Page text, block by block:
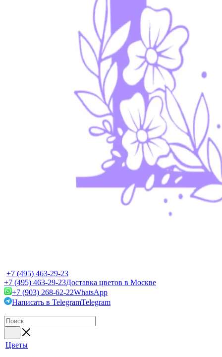
+7 (495) 463-29-23
+7 (495) 463-29-23Доставка цветов в Москве
+7 (903) 268-62-22WhatsApp
Написать в TelegramTelegram
Цветы